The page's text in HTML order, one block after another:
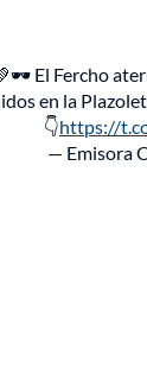
El Fercho
en la
👇https://
— Emisora